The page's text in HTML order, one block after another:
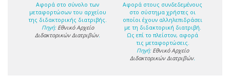
Αφορά στο σύνολο των
μεταφορτώσων του αρχείου
της διδακτορικής διατριβής.
Πηγή: Εθνικό Αρχείο
Διδακτορικών Διατριβών.
Αφορά στους συνδεδεμένους
στο σύστημα χρήστες οι
οποίοι έχουν αλληλεπιδράσει
με τη διδακτορική διατριβή.
Ως επί το πλείστον, αφορά
τις μεταφορτώσεις.
Πηγή: Εθνικό Αρχείο
Διδακτορικών Διατριβών.